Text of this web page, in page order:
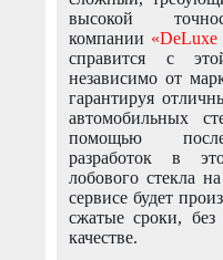
высокой
компании «DeLuxe
справится с
независимо от
гарантируя
автомобильных
помощью
разработок в
лобового стекла
сервисе будет
сжатые сроки,
качестве.